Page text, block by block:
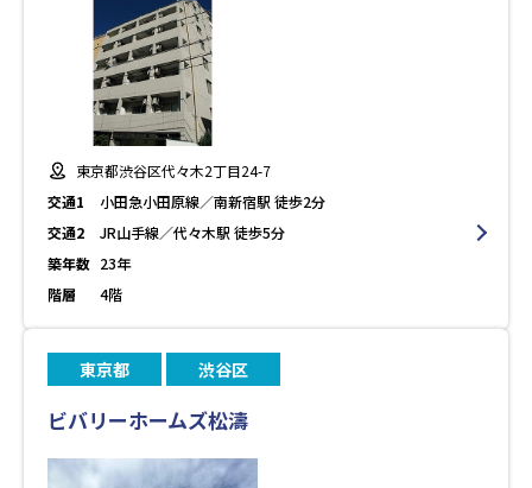
東京都渋谷区代々木2丁目24-7
交通1
小田急小田原線／南新宿駅 徒歩2分
交通2
JR山手線／代々木駅 徒歩5分
築年数 23年
階層
4階
東京都 渋谷区
ビバリーホームズ松濤